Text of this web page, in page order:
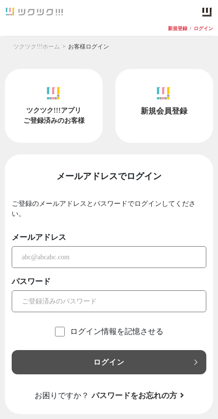
新規登録 / ログイン
ツクツク!!!ホーム お客様ログイン
ツクツク!!!アプリ
ご登録済みのお客様
新規会員登録
メールアドレスでログイン
ご登録のメールアドレスとパスワードでログインしてくださ
い。
メールアドレス
パスワード
ログイン情報を記憶させる
ログイン
お困りですか？ パスワードをお忘れの方